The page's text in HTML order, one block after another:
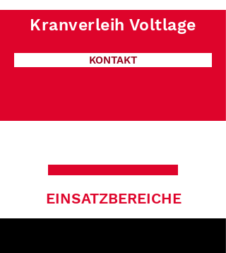
Kranverleih Voltlage
KONTAKT
EINSATZBEREICHE